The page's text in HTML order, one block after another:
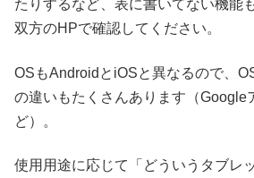
たりするなど、表に書いてない機能
双方のHPで確認してください。
OSもAndroidとiOSと異なるので、
の違いもたくさんあります（Google
ど）。
使用用途に応じて「どういうタブレ